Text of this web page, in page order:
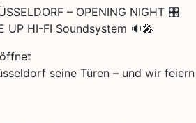
– OPENING NIGHT 🎛️
UP HI-FI Soundsystem 🔉🎤
seine Türen – und wir